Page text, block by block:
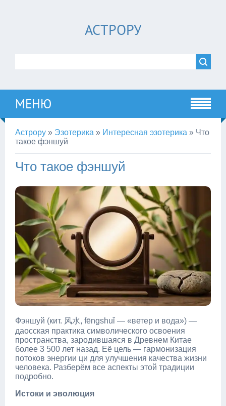
АСТРОРУ
МЕНЮ
Астрору » Эзотерика » Интересная эзотерика » Что
такое фэншуй
Что такое фэншуй
Фэншуй (кит. 风水, fēngshuǐ — «ветер и вода») —
даосская практика символического освоения
пространства, зародившаяся в Древнем Китае
более 3 500 лет назад. Её цель — гармонизация
потоков энергии ци для улучшения качества жизни
человека. Разберём все аспекты этой традиции
подробно.
Истоки и эволюция